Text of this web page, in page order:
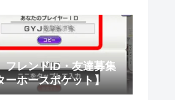
フレンドID・友達募集
ーホースポケット】